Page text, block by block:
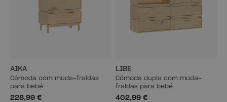
AIKA
Cómoda com muda-fraldas
para bebé
228,99 €
LIBE
Cómoda dupla com muda-
fraldas para bebé
402,99 €